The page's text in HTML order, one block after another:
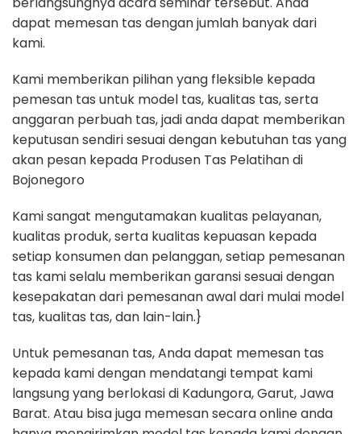
dapat memesan tas dengan jumlah banyak dari
kami.
Kami memberikan pilihan yang fleksible kepada
pemesan tas untuk model tas, kualitas tas, serta
anggaran perbuah tas, jadi anda dapat memberikan
keputusan sendiri sesuai dengan kebutuhan tas yang
akan pesan kepada Produsen Tas Pelatihan di
Bojonegoro
Kami sangat mengutamakan kualitas pelayanan,
kualitas produk, serta kualitas kepuasan kepada
setiap konsumen dan pelanggan, setiap pemesanan
tas kami selalu memberikan garansi sesuai dengan
kesepakatan dari pemesanan awal dari mulai model
tas, kualitas tas, dan lain-lain.}
Untuk pemesanan tas, Anda dapat memesan tas
kepada kami dengan mendatangi tempat kami
langsung yang berlokasi di Kadungora, Garut, Jawa
Barat. Atau bisa juga memesan secara online anda